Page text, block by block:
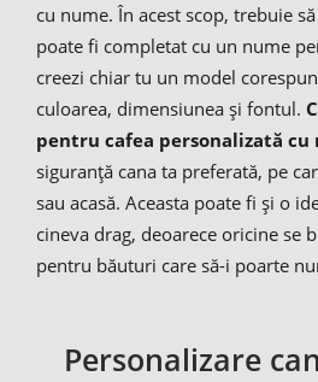
cu nume. În acest scop, trebuie
poate fi completat cu un nume
creezi chiar tu un model
culoarea, dimensiunea și fontul.
pentru cafea personalizată cu
siguranță cana ta preferată, pe
sau acasă. Aceasta poate fi și o
cineva drag, deoarece oricine se
pentru băuturi care să-i poarte
Personalizare